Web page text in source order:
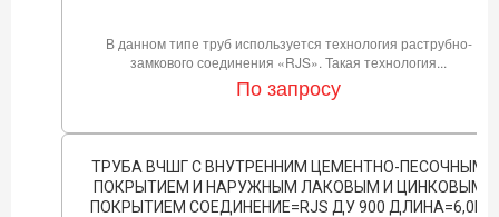
В данном типе труб используется технология раструбно-
замкового соединения «RJS». Такая технология...
По запросу
ТРУБА ВЧШГ С ВНУТРЕННИМ ЦЕМЕНТНО-ПЕСОЧНЫМ
ПОКРЫТИЕМ И НАРУЖНЫМ ЛАКОВЫМ И ЦИНКОВЫМ
ПОКРЫТИЕМ СОЕДИНЕНИЕ=RJS ДУ 900 ДЛИНА=6,0М